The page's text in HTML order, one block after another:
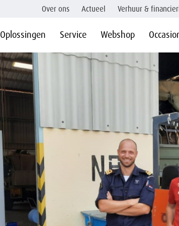
Oplossingen Service Webshop
Over ons Actueel Verhuur &